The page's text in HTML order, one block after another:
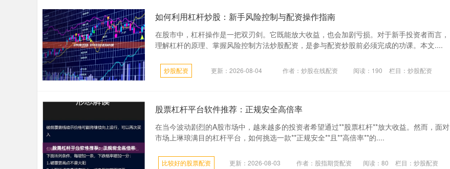
如何利用杠杆炒股：新手风险控制与配资操作指南
在股市中，杠杆操作是一把双刃剑。它既能放大收益，也会加剧亏损。对于新手投资者而言，
理解杠杆的原理、掌握风险控制方法炒股配资，是参与配资炒股前必须完成的功课。本文....
炒股配资 更新：2026-08-04 作者：炒股在线配资 阅读： 190 栏目： 炒股配资
股票杠杆平台软件推荐：正规安全高倍率
在当今波动剧烈的A股市场中，越来越多的投资者希望通过**股票杠杆**放大收益。然而，面对
市场上琳琅满目的杠杆平台，如何挑选一款**正规安全**且**高倍率**的....
比较好的股票配资 更新：2026-08-03 作者：股指期货配资 阅读： 80 栏目： 炒股配资